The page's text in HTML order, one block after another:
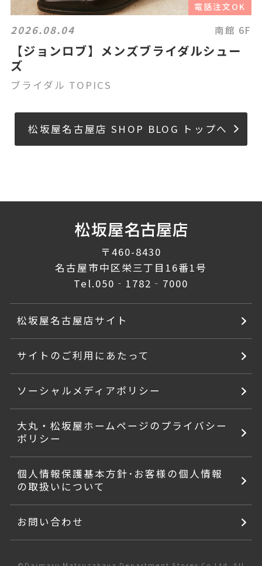
電話注文OK
2026.08.04 南館 6F
【ジョンロブ】メンズブライダルシュー
ズ
ブライダル TOPICS
松坂屋名古屋店 SHOP BLOG トップへ
〒460-8430
名古屋市中区栄三丁目16番1号
Tel.050‐1782‐7000
松坂屋名古屋店サイト
サイトのご利用にあたって
ソーシャルメディアポリシー
大丸・松坂屋ホームページのプライバシー
ポリシー
個人情報保護基本方針･お客様の個人情報
の取扱いについて
お問い合わせ